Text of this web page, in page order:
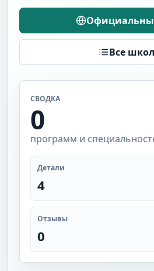
Все
СВОДКА
0
программ и
Детали
4
Отзывы
0